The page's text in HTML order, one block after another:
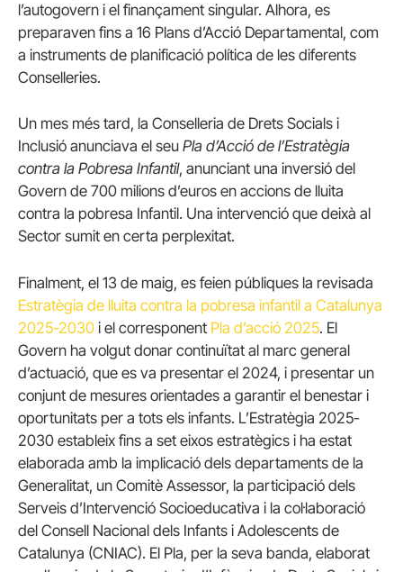
l’autogovern i el finançament singular. Alhora, es
preparaven fins a 16 Plans d’Acció Departamental, com
a instruments de planificació política de les diferents
Conselleries.
Un mes més tard, la Conselleria de Drets Socials i
Inclusió anunciava el seu Pla d’Acció de l’Estratègia
contra la Pobresa Infantil, anunciant una inversió del
Govern de 700 milions d’euros en accions de lluita
contra la pobresa Infantil. Una intervenció que deixà al
Sector sumit en certa perplexitat.
Finalment, el 13 de maig, es feien públiques la revisada
Estratègia de lluita contra la pobresa infantil a Catalunya
2025-2030 i el corresponent Pla d’acció 2025. El
Govern ha volgut donar continuïtat al marc general
d’actuació, que es va presentar el 2024, i presentar un
conjunt de mesures orientades a garantir el benestar i
oportunitats per a tots els infants. L’Estratègia 2025-
2030 estableix fins a set eixos estratègics i ha estat
elaborada amb la implicació dels departaments de la
Generalitat, un Comitè Assessor, la participació dels
Serveis d’Intervenció Socioeducativa i la col·laboració
del Consell Nacional dels Infants i Adolescents de
Catalunya (CNIAC). El Pla, per la seva banda, elaborat